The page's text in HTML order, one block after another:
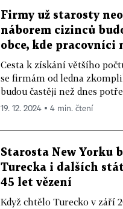
Firmy už starosty
náborem cizinců
obce, kde pracovníci
Cesta k získání většího
se firmám od ledna
budou častěji než dnes
19. 12. 2024 ▪ 4 min. čtení
Starosta New Yorku
Turecka i dalších
45 let vězení
Když chtělo Turecko v září